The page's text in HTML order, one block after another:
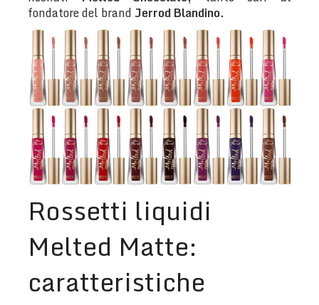
fondatore del brand Jerrod Blandino.
Rossetti liquidi
Melted Matte:
caratteristiche